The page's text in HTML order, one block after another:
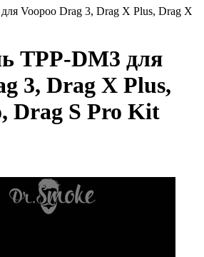
Voopoo Drag 3, Drag X Plus, Drag X
TPP-DM3 для
3, Drag X Plus,
Drag S Pro Kit